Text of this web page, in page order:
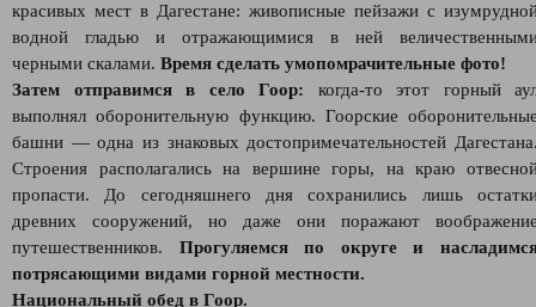
красивых мест в Дагестане: живописные пейзажи с
водной гладью и отражающимися в ней
черными скалами. Время сделать умопомрачительные фото!
Затем отправимся в село Гоор: когда-то этот горный
выполнял оборонительную функцию. Гоорские
башни — одна из знаковых достопримечательностей
Строения располагались на вершине горы, на краю
пропасти. До сегодняшнего дня сохранились лишь
древних сооружений, но даже они поражают
путешественников. Прогуляемся по округе и
потрясающими видами горной местности.
Национальный обед в Гоор.